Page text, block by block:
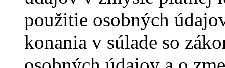
použitie osobných
konania v súlade so